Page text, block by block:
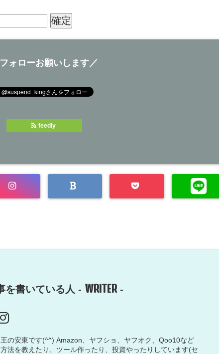
ォローお願いします／
feedly
を書いている人 - WRITER-
の安東です(^^) Amazon、ヤフショ、ヤフオク、Qoo10など
法を教えたり、ツール作ったり、投資やったりしています(セ